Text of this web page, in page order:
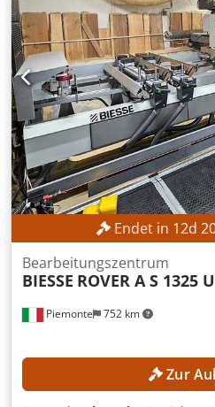
Endet in 12d
Piemonte 752 km
Bearbeitungszentrum
BIESSE ROVER A S 1325
Zur